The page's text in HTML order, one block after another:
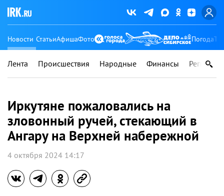
Новости СтатьиАфишаФото Погода
Лента Происшествия Народные Финансы Регионы
Иркутяне пожаловались на
зловонный ручей, стекающий в
Ангару на Верхней набережной
4 октября 2024 14:17